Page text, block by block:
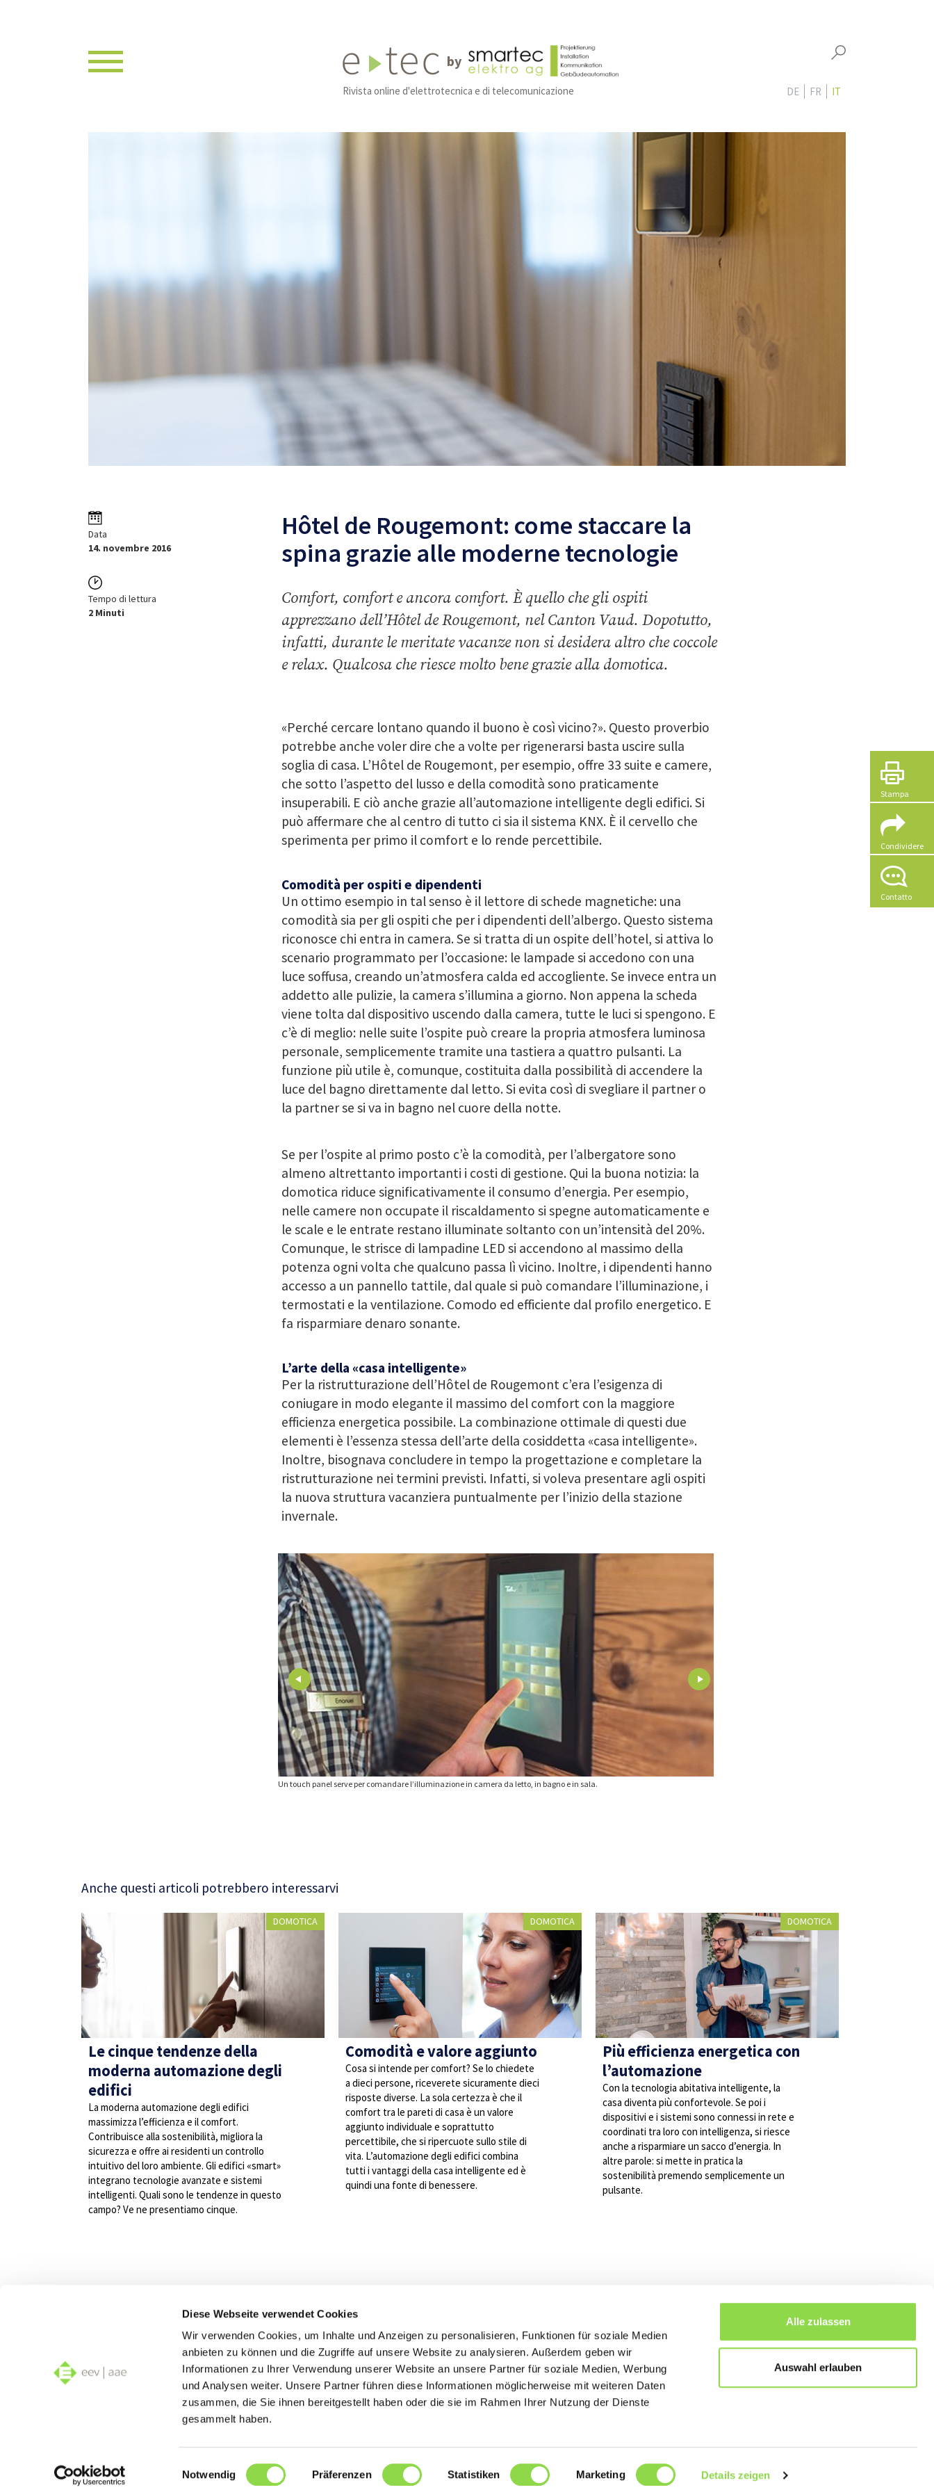
Diese Webseite verwendet Cookies
Wir verwenden Cookies, um Inhalte und Anzeigen zu personalisieren, Funktionen für soziale Medien
anbieten zu können und die Zugriffe auf unsere Website zu analysieren. Außerdem geben wir
Informationen zu Ihrer Verwendung unserer Website an unsere Partner für soziale Medien, Werbung
und Analysen weiter. Unsere Partner führen diese Informationen möglicherweise mit weiteren Daten
zusammen, die Sie ihnen bereitgestellt haben oder die sie im Rahmen Ihrer Nutzung der Dienste
gesammelt haben.
Einwilligungsauswahl
Notwendig Präferenzen Statistiken Marketing Details zeigen
Alle zulassen
Auswahl erlauben
Stampa
Condividere
Contatto
by
Rivista online d'elettrotecnica e di telecomunicazione DE FR IT
Data
14. novembre 2016
Tempo di lettura
2 Minuti
Hôtel de Rougemont: come staccare la
spina grazie alle moderne tecnologie
Comfort, comfort e ancora comfort. È quello che gli ospiti
apprezzano dell’Hôtel de Rougemont, nel Canton Vaud. Dopotutto,
infatti, durante le meritate vacanze non si desidera altro che coccole
e relax. Qualcosa che riesce molto bene grazie alla domotica.
«Perché cercare lontano quando il buono è così vicino?». Questo proverbio
potrebbe anche voler dire che a volte per rigenerarsi basta uscire sulla
soglia di casa. L’Hôtel de Rougemont, per esempio, offre 33 suite e camere,
che sotto l’aspetto del lusso e della comodità sono praticamente
insuperabili. E ciò anche grazie all’automazione intelligente degli edifici. Si
può affermare che al centro di tutto ci sia il sistema KNX. È il cervello che
sperimenta per primo il comfort e lo rende percettibile.
Comodità per ospiti e dipendenti
Un ottimo esempio in tal senso è il lettore di schede magnetiche: una
comodità sia per gli ospiti che per i dipendenti dell’albergo. Questo sistema
riconosce chi entra in camera. Se si tratta di un ospite dell’hotel, si attiva lo
scenario programmato per l’occasione: le lampade si accedono con una
luce soffusa, creando un’atmosfera calda ed accogliente. Se invece entra un
addetto alle pulizie, la camera s’illumina a giorno. Non appena la scheda
viene tolta dal dispositivo uscendo dalla camera, tutte le luci si spengono. E
c’è di meglio: nelle suite l’ospite può creare la propria atmosfera luminosa
personale, semplicemente tramite una tastiera a quattro pulsanti. La
funzione più utile è, comunque, costituita dalla possibilità di accendere la
luce del bagno direttamente dal letto. Si evita così di svegliare il partner o
la partner se si va in bagno nel cuore della notte.
Se per l’ospite al primo posto c’è la comodità, per l’albergatore sono
almeno altrettanto importanti i costi di gestione. Qui la buona notizia: la
domotica riduce significativamente il consumo d’energia. Per esempio,
nelle camere non occupate il riscaldamento si spegne automaticamente e
le scale e le entrate restano illuminate soltanto con un’intensità del 20%.
Comunque, le strisce di lampadine LED si accendono al massimo della
potenza ogni volta che qualcuno passa lì vicino. Inoltre, i dipendenti hanno
accesso a un pannello tattile, dal quale si può comandare l’illuminazione, i
termostati e la ventilazione. Comodo ed efficiente dal profilo energetico. E
fa risparmiare denaro sonante.
L’arte della «casa intelligente»
Per la ristrutturazione dell’Hôtel de Rougemont c’era l’esigenza di
coniugare in modo elegante il massimo del comfort con la maggiore
efficienza energetica possibile. La combinazione ottimale di questi due
elementi è l’essenza stessa dell’arte della cosiddetta «casa intelligente».
Inoltre, bisognava concludere in tempo la progettazione e completare la
ristrutturazione nei termini previsti. Infatti, si voleva presentare agli ospiti
la nuova struttura vacanziera puntualmente per l’inizio della stazione
invernale.
Un touch panel serve per comandare l’illuminazione in camera da letto, in bagno e in sala.
Anche questi articoli potrebbero interessarvi
DOMOTICA
Le cinque tendenze della
moderna automazione degli
edifici
La moderna automazione degli edifici
massimizza l’efficienza e il comfort.
Contribuisce alla sostenibilità, migliora la
sicurezza e offre ai residenti un controllo
intuitivo del loro ambiente. Gli edifici «smart»
integrano tecnologie avanzate e sistemi
intelligenti. Quali sono le tendenze in questo
campo? Ve ne presentiamo cinque.
DOMOTICA
Comodità e valore aggiunto
Cosa si intende per comfort? Se lo chiedete
a dieci persone, riceverete sicuramente dieci
risposte diverse. La sola certezza è che il
comfort tra le pareti di casa è un valore
aggiunto individuale e soprattutto
percettibile, che si ripercuote sullo stile di
vita. L’automazione degli edifici combina
tutti i vantaggi della casa intelligente ed è
quindi una fonte di benessere.
DOMOTICA
Più efficienza energetica con
l’automazione
Con la tecnologia abitativa intelligente, la
casa diventa più confortevole. Se poi i
dispositivi e i sistemi sono connessi in rete e
coordinati tra loro con intelligenza, si riesce
anche a risparmiare un sacco d’energia. In
altre parole: si mette in pratica la
sostenibilità premendo semplicemente un
pulsante.
Siamo a vostra disposizione
Smartec Elektro AG
Contatto Torna alla panoramica
Impressum / Iinformativa sulla privacy